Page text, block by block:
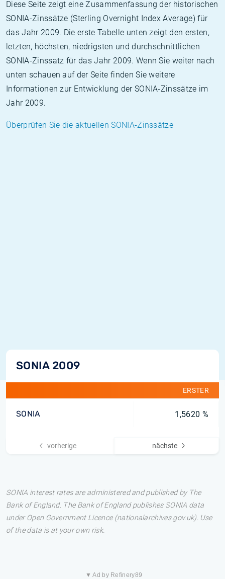
Diese Seite zeigt eine Zusammenfassung der historischen
SONIA-Zinssätze (Sterling Overnight Index Average) für
das Jahr 2009. Die erste Tabelle unten zeigt den ersten,
letzten, höchsten, niedrigsten und durchschnittlichen
SONIA-Zinssatz für das Jahr 2009. Wenn Sie weiter nach
unten schauen auf der Seite finden Sie weitere
Informationen zur Entwicklung der SONIA-Zinssätze im
Jahr 2009.
Überprüfen Sie die aktuellen SONIA-Zinssätze
SONIA 2009
ERSTER
SONIA 1,5620 %
vorherige nächste
SONIA interest rates are administered and published by The
Bank of England. The Bank of England publishes SONIA data
under Open Government Licence (nationalarchives.gov.uk). Use
of the data is at your own risk.
▼ Ad by Refinery89